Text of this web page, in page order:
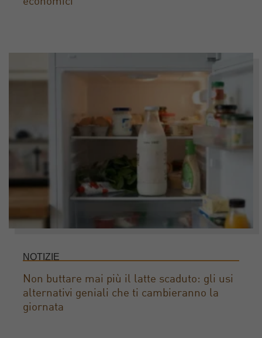
NOTIZIE
Non buttare mai più il latte scaduto: gli usi
alternativi geniali che ti cambieranno la
giornata